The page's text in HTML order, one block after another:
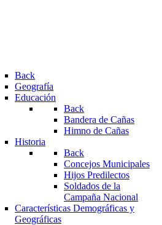
Back
Geografía
Educación
Back
Bandera de Cañas
Himno de Cañas
Historia
Back
Concejos Municipales
Hijos Predilectos
Soldados de la
Campaña Nacional
Características Demográficas y
Geográficas